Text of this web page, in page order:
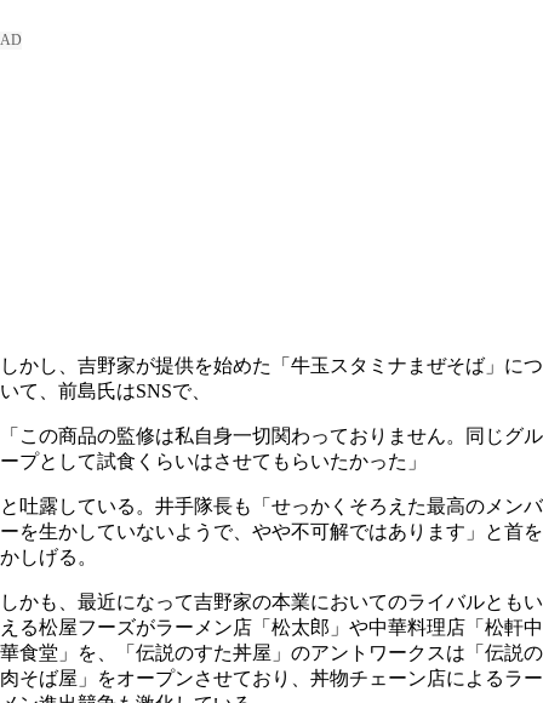
しかし、吉野家が提供を始めた「牛玉スタミナまぜそば」につ
いて、前島氏はSNSで、
「この商品の監修は私自身一切関わっておりません。同じグル
ープとして試食くらいはさせてもらいたかった」
と吐露している。井手隊長も「せっかくそろえた最高のメンバ
ーを生かしていないようで、やや不可解ではあります」と首を
かしげる。
しかも、最近になって吉野家の本業においてのライバルともい
える松屋フーズがラーメン店「松太郎」や中華料理店「松軒中
華食堂」を、「伝説のすた丼屋」のアントワークスは「伝説の
肉そば屋」をオープンさせており、丼物チェーン店によるラー